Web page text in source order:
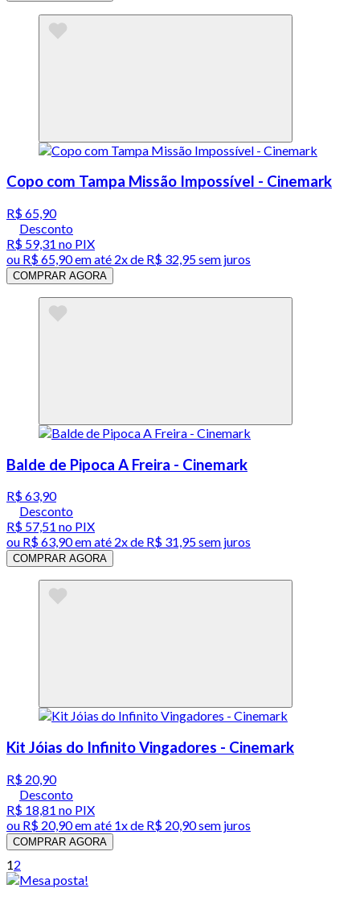
Copo com Tampa Missão Impossível - Cinemark
R$ 65,90
Desconto
R$ 59,31 no PIX
ou R$ 65,90em até 2x de R$ 32,95 sem juros
COMPRAR AGORA
Balde de Pipoca A Freira - Cinemark
R$ 63,90
Desconto
R$ 57,51 no PIX
ou R$ 63,90em até 2x de R$ 31,95 sem juros
COMPRAR AGORA
Kit Jóias do Infinito Vingadores - Cinemark
R$ 20,90
Desconto
R$ 18,81 no PIX
ou R$ 20,90em até 1x de R$ 20,90sem juros
COMPRAR AGORA
12